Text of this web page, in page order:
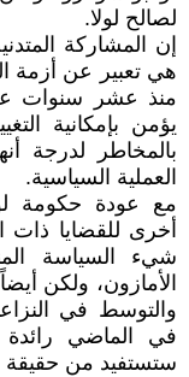
لصالح لولا.
إن المشاركة
هي تعبير عن أزمة
منذ عشر سنوات
يؤمن بإمكانية
بالمخاطر لدرجة
العملية السياسية.
مع عودة حكومة
أخرى للقضايا ذات
شيء السياسة
الأمازون، ولكن
والتوسط في
في الماضي رائدة
ستستفيد من حقيقة